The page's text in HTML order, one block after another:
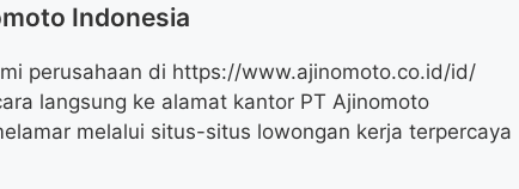
Indonesia
perusahaan di https://www.ajinomoto.co.id/id/
langsung ke alamat kantor PT Ajinomoto
melalui situs-situs lowongan kerja terpercaya